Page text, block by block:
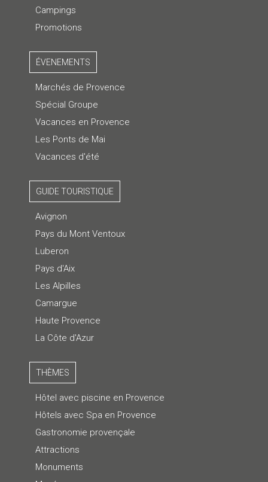
Campings
Promotions
ÉVENEMENTS
Marchés de Provence
Spécial Groupe
Vacances en Provence
Les Ponts de Mai
Vacances d'été
GUIDE TOURISTIQUE
Avignon
Pays du Mont Ventoux
Luberon
Pays d'Aix
Les Alpilles
Camargue
Haute Provence
La Côte d'Azur
THÈMES
Hôtel avec piscine en Provence
Hôtels avec Spa en Provence
Gastronomie provençale
Attractions
Monuments